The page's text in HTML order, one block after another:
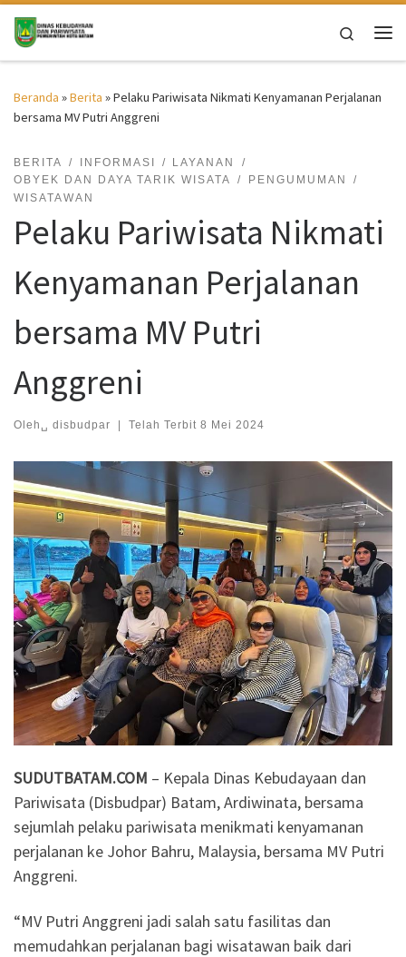
Skip to content
Search
Beranda »Berita »Pelaku Pariwisata Nikmati Kenyamanan Perjalanan
bersama MV Putri Anggreni
BERITA INFORMASI
LAYANAN
OBYEK DAN DAYA TARIK WISATA
PENGUMUMAN
WISATAWAN
Pelaku Pariwisata Nikmati
Kenyamanan Perjalanan
bersama MV Putri
Anggreni
Oleh␣ disbudpar Telah Terbit 8 Mei 2024
SUDUTBATAM.COM – Kepala Dinas Kebudayaan dan
Pariwisata (Disbudpar) Batam, Ardiwinata, bersama
sejumlah pelaku pariwisata menikmati kenyamanan
perjalanan ke Johor Bahru, Malaysia, bersama MV Putri
Anggreni.
“MV Putri Anggreni jadi salah satu fasilitas dan
memudahkan perjalanan bagi wisatawan baik dari